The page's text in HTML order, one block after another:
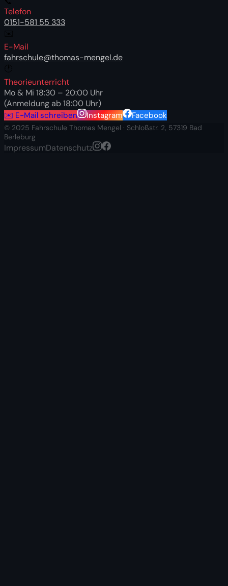
Telefon
0151-581 55 333
E-Mail
fahrschule@thomas-mengel.de
Theorieunterricht
Mo & Mi 18:30 – 20:00 Uhr
(Anmeldung ab 18:00 Uhr)
✉️ E-Mail schreiben Instagram Facebook
© 2025 Fahrschule Thomas Mengel · Schloßstr. 2, 57319 Bad
Berleburg
ImpressumDatenschutz